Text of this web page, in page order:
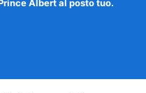
Albert al posto tuo.